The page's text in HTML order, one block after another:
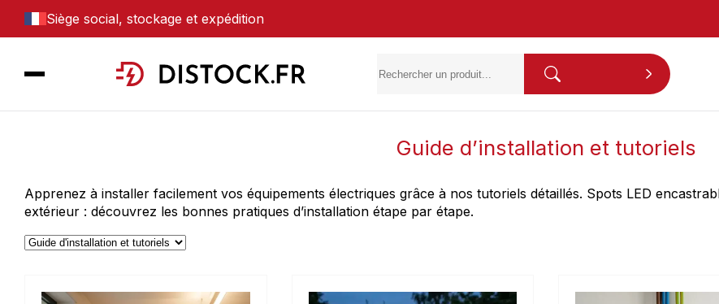
Siège social, stockage et expédition
Guide d’installation et tutoriels
Apprenez à installer facilement vos équipements électriques grâce à nos tutoriels détaillés. Spots LED
extérieur : découvrez les bonnes pratiques d’installation étape par étape.